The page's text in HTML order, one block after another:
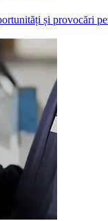
și provocări